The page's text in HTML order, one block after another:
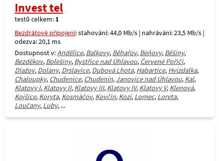
Invest tel
testů celkem: 1
Bezdrátové připojení: stahování: 44,0 Mb/s | nahrávání: 23,5 Mb/s |
odezva: 20,1 ms
Dostupnost v:Andělice, Balkovy, Běhařov, Beňovy, Běšiny,
Bezděkov, Bolešiny, Bystřice nad Úhlavou, Červené Poříčí,
Dlažov, Dolany, Drslavice, Dubová Lhota, Habartice, Hvízdalka,
Chaloupky, Chudenice, Chudenín, Janovice nad Úhlavou, Kal,
Klatovy I, Klatovy II, Klatovy III, Klatovy IV, Klatovy V, Klenová,
Kojšice, Koryta, Kosmáčov, Kovčín, Kozí, Lomec, Loreta,
Loučany, Luby, ...